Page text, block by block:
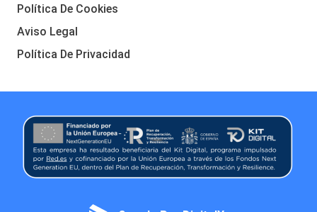
Política De Cookies
Aviso Legal
Política De Privacidad